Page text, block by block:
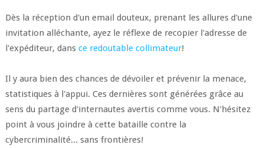
Dès la réception d'un email douteux, prenant les allures d'une
invitation alléchante, ayez le réflexe de recopier l'adresse de
l'expéditeur, dans ce redoutable collimateur!
Il y aura bien des chances de dévoiler et prévenir la menace,
statistiques à l'appui. Ces dernières sont générées grâce au
sens du partage d'internautes avertis comme vous. N'hésitez
point à vous joindre à cette bataille contre la
cybercriminalité... sans frontières!